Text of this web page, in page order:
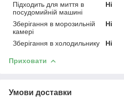
Підходить для миття в
посудомийній машині
Ні
Зберігання в морозильній
камері
Ні
Зберігання в холодильнику Ні
Приховати
Умови доставки